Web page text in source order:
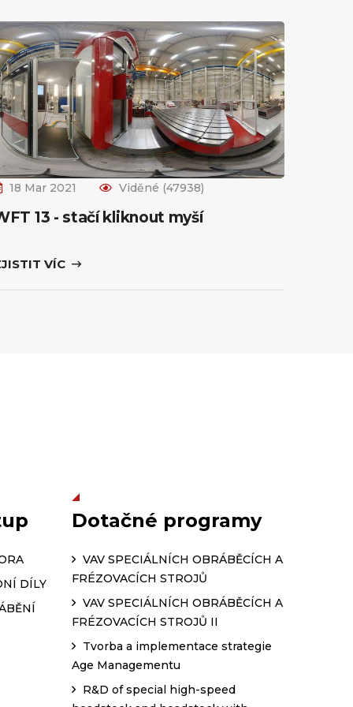
18 Mar 2021 Viděné (47938)
13 - stačí kliknout myší
VÍC
DÍLY
Dotačné programy
VAV SPECIÁLNÍCH OBRÁBĚCÍCH A
FRÉZOVACÍCH STROJŮ
VAV SPECIÁLNÍCH OBRÁBĚCÍCH A
FRÉZOVACÍCH STROJŮ II
Tvorba a implementace strategie
Age Managementu
R&D of special high-speed